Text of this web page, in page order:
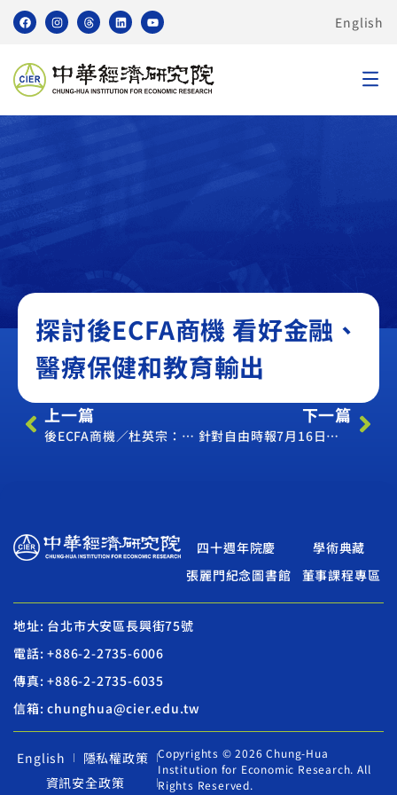
English
無
探討後ECFA商機 看好金融、
醫療保健和教育輸出
上一篇
後ECFA商機／杜英宗：台灣找到超大國內市場
下一篇
針對自由時報7月16日報導有關中經院兩岸服務貿易協議影響評估報告GTAP模型，以及台大林向愷教授之指教，本院提出之回應。
四十週年院慶
學術典藏
張麗門紀念圖書館
董事課程專區
地址: 台北市大安區長興街75號
電話: +886-2-2735-6006
傳真: +886-2-2735-6035
信箱: chunghua@cier.edu.tw
English
隱私權政策
資訊安全政策
Copyrights © 2026 Chung-Hua
Institution for Economic Research. All
Rights Reserved.